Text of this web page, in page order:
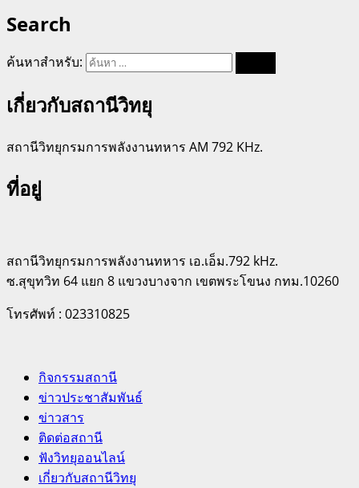
Search
ค้นหาสำหรับ:
เกี่ยวกับสถานีวิทยุ
สถานีวิทยุกรมการพลังงานทหาร AM 792 KHz.
ที่อยู่
สถานีวิทยุกรมการพลังงานทหาร เอ.เอ็ม.792 kHz.
ซ.สุขุทวิท 64 แยก 8 แขวงบางจาก เขตพระโขนง กทม.10260
โทรศัพท์ : 023310825
กิจกรรมสถานี
ข่าวประชาสัมพันธ์
ข่าวสาร
ติดต่อสถานี
ฟังวิทยุออนไลน์
เกี่ยวกับสถานีวิทยุ